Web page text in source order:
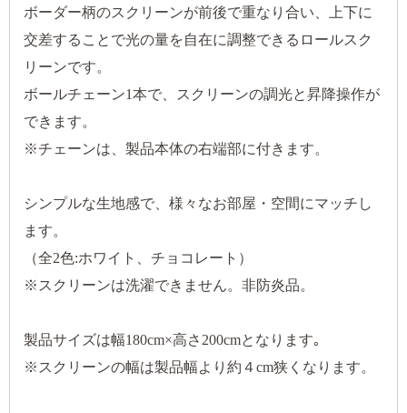
ボーダー柄のスクリーンが前後で重なり合い、上下に
交差することで光の量を自在に調整できるロールスク
リーンです。
ボールチェーン1本で、スクリーンの調光と昇降操作が
できます。
※チェーンは、製品本体の右端部に付きます。
シンプルな生地感で、様々なお部屋・空間にマッチし
ます。
（全2色:ホワイト、チョコレート）
※スクリーンは洗濯できません。非防炎品。
製品サイズは幅180cm×高さ200cmとなります｡
※スクリーンの幅は製品幅より約４cm狭くなります。